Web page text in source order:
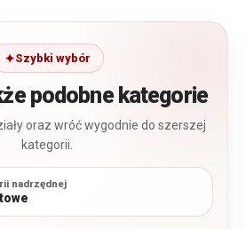
Szybki wybór
podobne kategorie
oraz wróć wygodnie do szerszej
kategorii.
nadrzędnej